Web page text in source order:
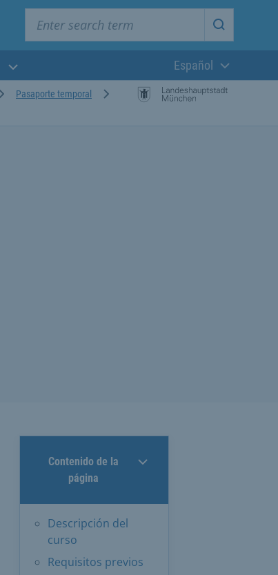
Start
Lengua actual:
Español
Pasaporte temporal
Contenido de la
página
Descripción del
curso
Requisitos previos